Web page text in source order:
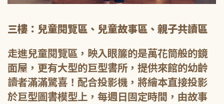
三樓：兒童閱覽區、兒童故事區、親子共讀區
走進兒童閱覽區，映入眼簾的是萬花筒般的鏡
面屋，更有大型的巨型書所，提供來館的幼齡
讀者滿滿驚喜！配合投影機，將繪本直接投影
於巨型圖書模型上，每週日固定時間，由故事